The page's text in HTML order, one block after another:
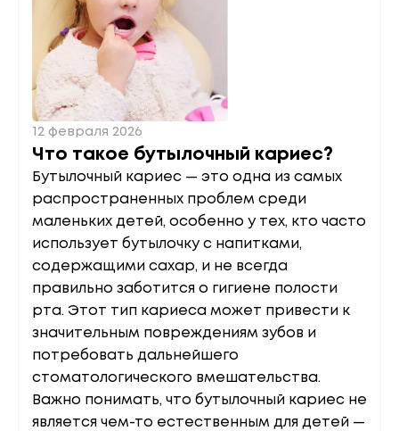
12 февраля 2026
Что такое бутылочный кариес?
Бутылочный кариес — это одна из самых
распространенных проблем среди
маленьких детей, особенно у тех, кто часто
использует бутылочку с напитками,
содержащими сахар, и не всегда
правильно заботится о гигиене полости
рта. Этот тип кариеса может привести к
значительным повреждениям зубов и
потребовать дальнейшего
стоматологического вмешательства.
Важно понимать, что бутылочный кариес не
является чем-то естественным для детей —